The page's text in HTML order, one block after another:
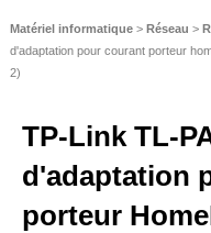
Matériel informatique > Réseau >
d'adaptation pour courant porteur
2)
TP-Link TL-
d'adaptation
porteur